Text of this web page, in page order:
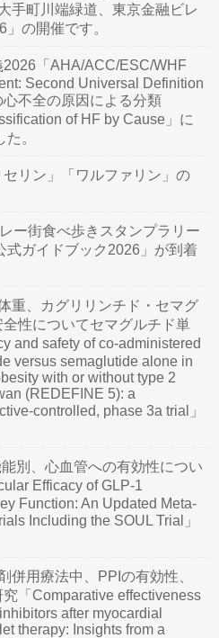
手町川端緑道、東京金融ビレ
の開催です。
「AHA/ACC/ESC/WHF
Second Universal Definition
不全の原因による分類
of HF by Cause」に
。
リン」「ワルファリン」の
ー街食べ歩きスタンプラリー
式ガイドブック2026」が到着
重、カグリリンチド・セマグ
性についてセマグルチド単
and safety of co-administered
versus semaglutide alone in
with or without type 2
(REDEFINE 5): a
controlled, phase 3a trial」
別、心血管への有効性につい
Efficacy of GLP-1
Function: An Updated Meta-
Including the SOUL Trial」
併用療法中、PPIの有効性、
「Comparative effectiveness
after myocardial
therapy: Insights from a